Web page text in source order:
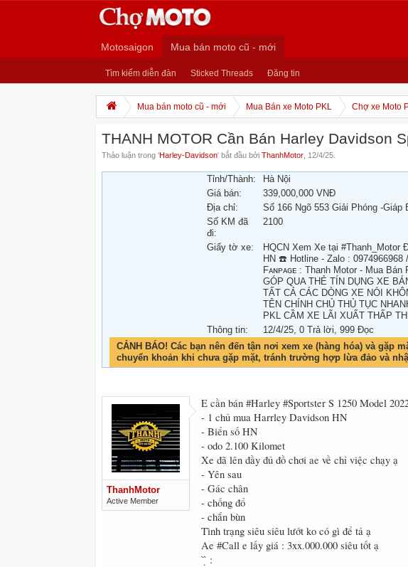
Motosaigon Mua bán moto cũ - mới
Tìm kiếm diễn đàn Sticked Threads Đăng tin
Mua bán moto cũ - mới Mua Bán xe Moto PKL Chợ xe Moto
THANH MOTOR Cần Bán Harley Davidson
Thảo luận trong 'Harley-Davidson' bắt đầu bởi ThanhMotor 12/4/25
Tỉnh/Thành:
Hà Nội
Giá bán:
339,000,000 VNĐ
Địa chỉ:
Số 166 Ngõ 553 Giải Phóng -Giáp
Số KM đã
đi:
2100
Giấy tờ xe:
HQCN Xem Xe tại #Thanh_Motor
HN ☎️ Hotline - Zalo : 0974966968
Fᴀɴᴘᴀɢᴇ : Thanh Motor - Mua
GÓP QUA THẺ TÍN DỤNG XE
TẤT CẢ CÁC DÒNG XE NÓI
TÊN CHÍNH CHỦ THỦ TỤC
PKL CẦM XE LÃI XUẤT THẤP
Thông tin:
12/4/25, 0 Trả lời, 999 Đọc
CẢNH BÁO! Các bạn nên đến tận nơi xem xe (hàng hóa) và gặp
chuyển khoản khi chưa gặp mặt, tránh trường hợp lừa đảo và
ThanhMotor
Active Member
E cần bán #Harley #Sportster S 1250 Model
- 1 chủ mua Harrley Davidson HN
- Biển số HN
- odo 2.100 Kilomet
Xe đã lên đầy đủ đồ chơi ae về chỉ việc chạy ạ
- Yên sau
- Gác chân
- chống đổ
- chắn bùn
Tình trạng siêu siêu lướt ko có gì để tả ạ
Ae #Call e lấy giá : 3xx.000.000 siêu tốt ạ
̂́ ̂ ̣̂ :